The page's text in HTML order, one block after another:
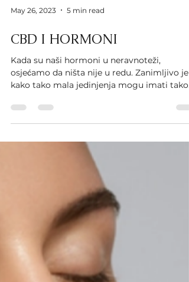
May 26, 2023 5 min read
CBD I HORMONI
Kada su naši hormoni u neravnoteži,
osjećamo da ništa nije u redu. Zanimljivo je
kako tako mala jedinjenja mogu imati tako
ogroman...